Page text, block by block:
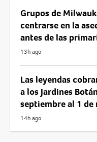
Grupos de
centrarse en la
antes de las
13h ago
Las leyendas
a los Jardines
septiembre al 1 de
14h ago